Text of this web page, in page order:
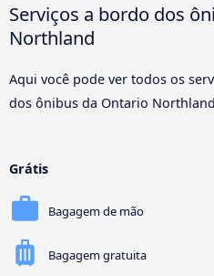
Serviços a bordo dos
Northland
Aqui você pode ver todos os
dos ônibus da Ontario
Grátis
Bagagem de mão
Bagagem gratuita